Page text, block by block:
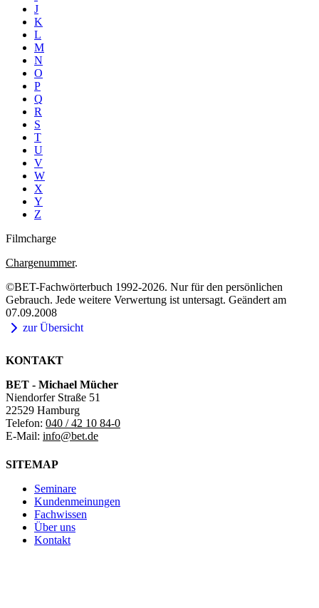
J
K
L
M
N
O
P
Q
R
S
T
U
V
W
X
Y
Z
Filmcharge
Chargenummer.
©BET-Fachwörterbuch 1992-2026. Nur für den persönlichen
Gebrauch. Jede weitere Verwertung ist untersagt. Geändert am
07.09.2008
zur Übersicht
KONTAKT
BET - Michael Mücher
Niendorfer Straße 51
22529 Hamburg
Telefon: 040 / 42 10 84-0
E-Mail: info@bet.de
SITEMAP
Seminare
Kundenmeinungen
Fachwissen
Über uns
Kontakt